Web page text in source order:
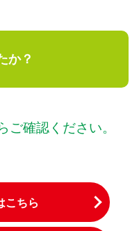
か？
ご確認ください。
こちら